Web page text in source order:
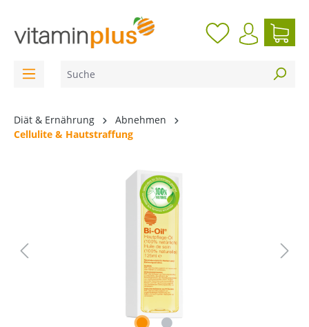
Diät & Ernährung
Abnehmen
Cellulite & Hautstraffung